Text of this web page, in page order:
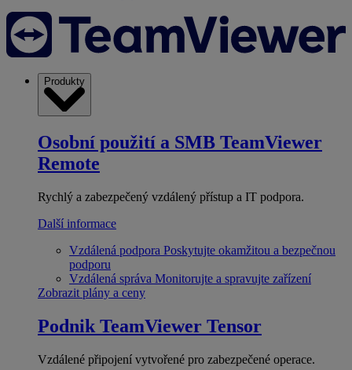
Produkty
Osobní použití a SMB TeamViewer
Remote
Rychlý a zabezpečený vzdálený přístup a IT podpora.
Další informace
Vzdálená podpora Poskytujte okamžitou a bezpečnou
podporu
Vzdálená správa Monitorujte a spravujte zařízení
Zobrazit plány a ceny
Podnik TeamViewer Tensor
Vzdálené připojení vytvořené pro zabezpečené operace.